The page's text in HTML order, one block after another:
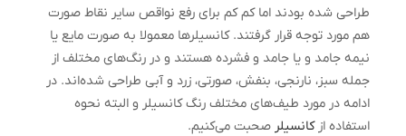
طراحی شده بودند اما کم کم برای رفع نواقص سایر نقاط صورت
هم مورد توجه قرار گرفتند. کانسیلرها معمولا به صورت مایع یا
نیمه جامد و یا جامد و فشرده هستند و در رنگ‌های مختلف از
جمله سبز، نارنجی، بنفش، صورتی، زرد و آبی طراحی شده‌اند. در
ادامه در مورد طیف‌های مختلف رنگ کانسیلر و البته نحوه
استفاده ازکانسیلر صحبت می‌کنیم.